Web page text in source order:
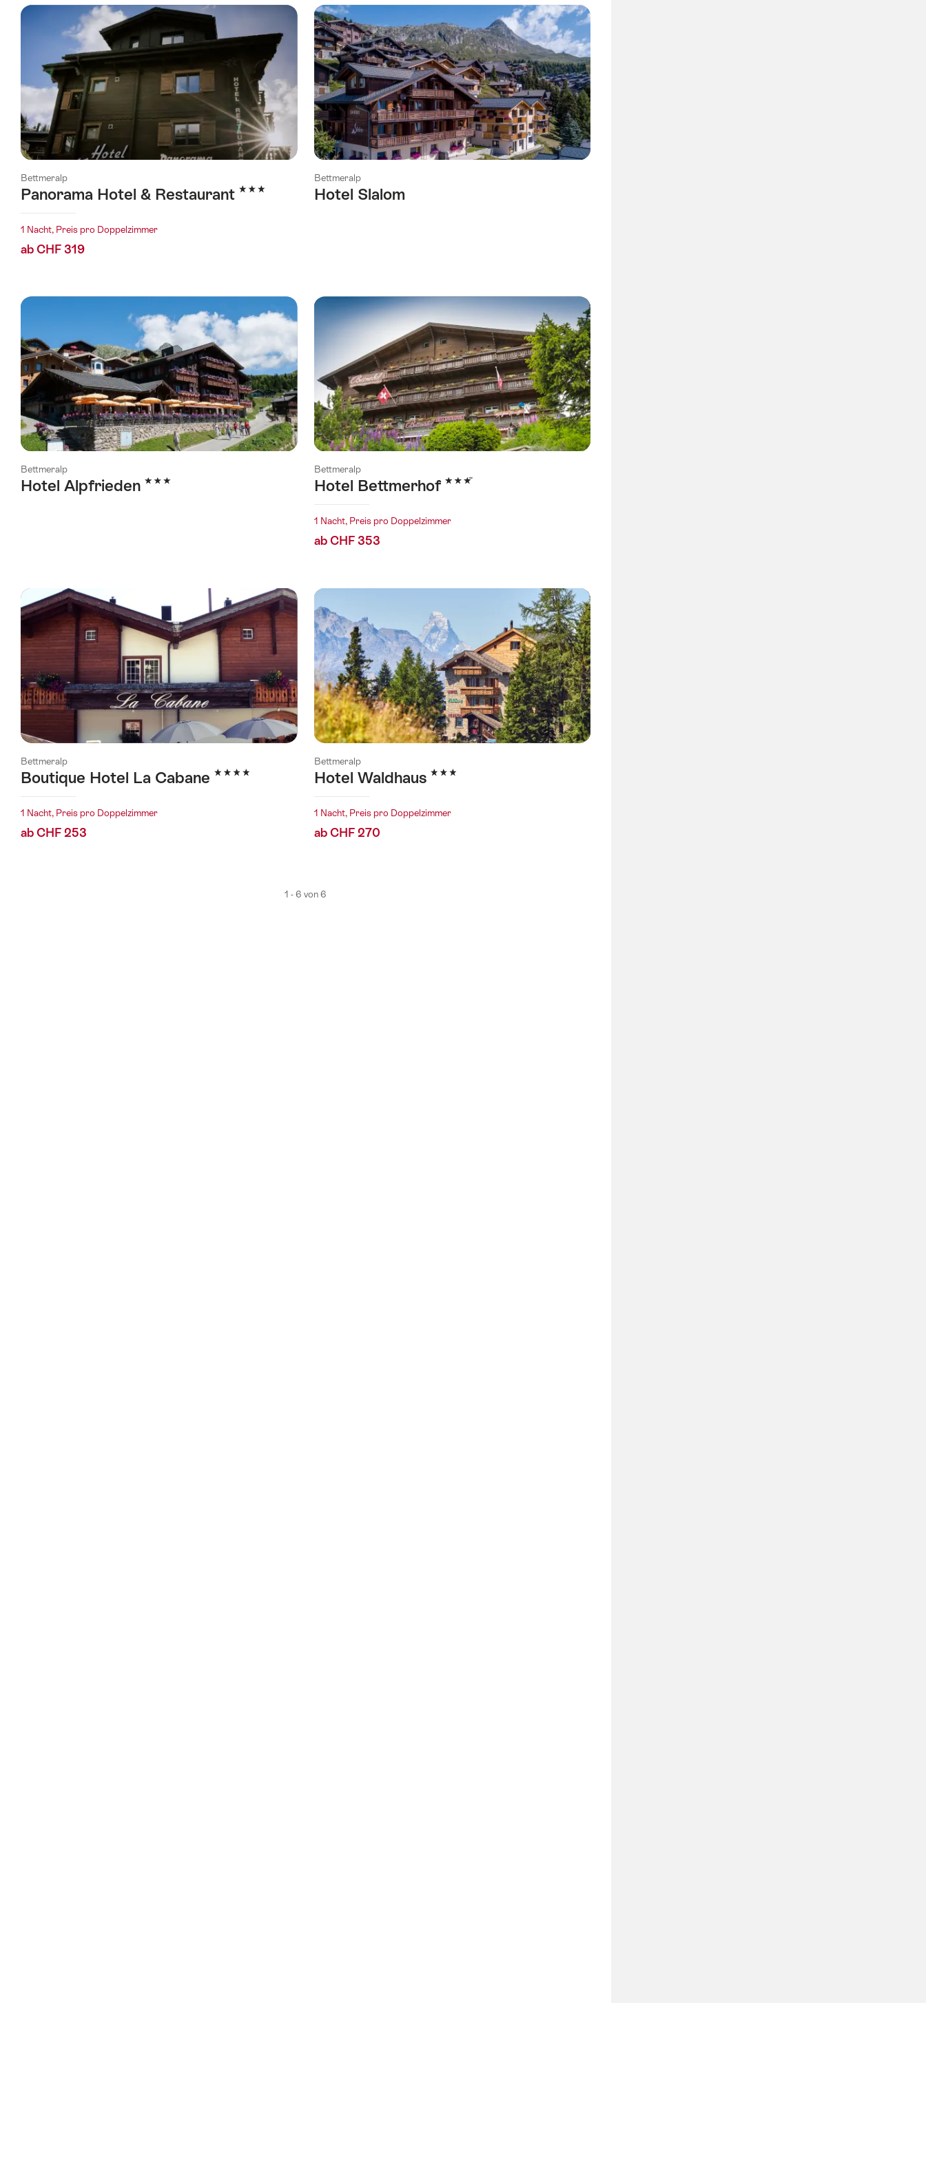
wurde
gefiltert
Bettmeralp
Panorama Hotel & Restaurant 3 Sterne
1 Nacht, Preis pro Doppelzimmer
ab CHF 319
Bettmeralp
Hotel Slalom
Bettmeralp
Hotel Alpfrieden 3 Sterne
Bettmeralp
Hotel Bettmerhof 3 Sterne
1 Nacht, Preis pro Doppelzimmer
ab CHF 353
Bettmeralp
Boutique Hotel La Cabane 4 Sterne
1 Nacht, Preis pro Doppelzimmer
ab CHF 253
Bettmeralp
Hotel Waldhaus 3 Sterne
1 Nacht, Preis pro Doppelzimmer
ab CHF 270
1 - 6 von 6